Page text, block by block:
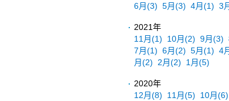
6月(3) 5月(3) 4月(1) 3
2021年
11月(1) 10月(2) 9月(3)
7月(1) 6月(2) 5月(1) 4
月(2) 2月(2) 1月(5)
2020年
12月(8) 11月(5) 10月(6)